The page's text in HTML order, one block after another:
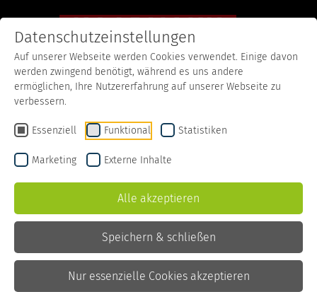
Rezepte Crêpes mit Joghurtmousse und Gewürzkirschen
Crêpes mit
Joghurtmousse und
Gewürzkirschen
Zutaten
500 ml
Datenschutzeinstellungen
Auf unserer Webseite werden Cookies verwendet. Einige davon
werden zwingend benötigt, während es uns andere
ermöglichen, Ihre Nutzererfahrung auf unserer Webseite zu
verbessern.
Essenziell Funktional Statistiken
Marketing Externe Inhalte
Alle akzeptieren
Speichern & schließen
Nur essenzielle Cookies akzeptieren